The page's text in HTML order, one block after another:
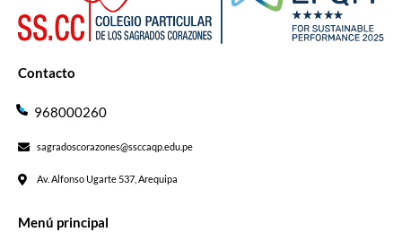
Contacto
968000260
sagradoscorazones@ssccaqp.edu.pe
Av. Alfonso Ugarte 537, Arequipa
Menú principal